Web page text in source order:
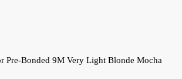
Pre-Bonded 9M Very Light Blonde Mocha